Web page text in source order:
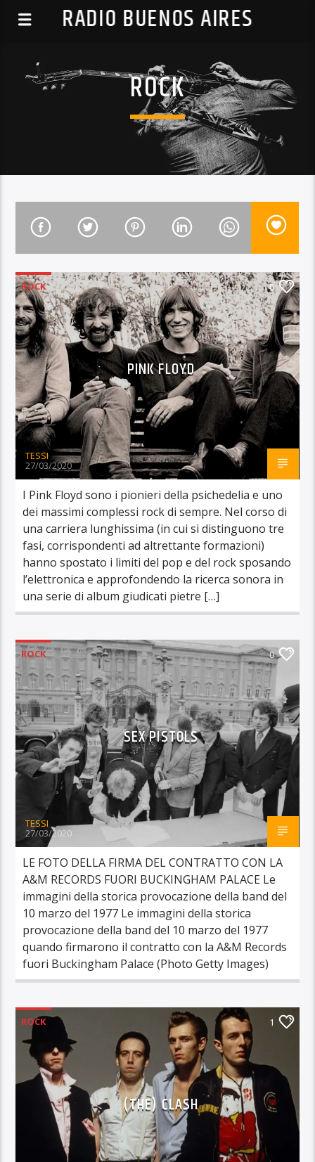
RADIO BUENOS AIRES
ROCK
ROCK 0
PINK FLOYD
TESSI
27/03/2020
I Pink Floyd sono i pionieri della psichedelia e uno
dei massimi complessi rock di sempre. Nel corso di
una carriera lunghissima (in cui si distinguono tre
fasi, corrispondenti ad altrettante formazioni)
hanno spostato i limiti del pop e del rock sposando
l’elettronica e approfondendo la ricerca sonora in
una serie di album giudicati pietre […]
ROCK 0
SEX PISTOLS
TESSI
27/03/2020
LE FOTO DELLA FIRMA DEL CONTRATTO CON LA
A&M RECORDS FUORI BUCKINGHAM PALACE Le
immagini della storica provocazione della band del
10 marzo del 1977 Le immagini della storica
provocazione della band del 10 marzo del 1977
quando firmarono il contratto con la A&M Records
fuori Buckingham Palace (Photo Getty Images)
ROCK 1
(THE) CLASH